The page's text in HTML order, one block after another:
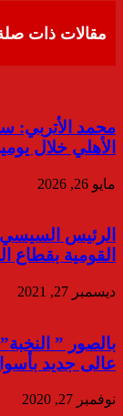
مقالات ذات
الأهلي خلال
مايو 26, 2026
الرئيس
القومية بقطاع
ديسمبر 27, 2021
بالصور ”
عالى جديد
نوفمبر 27, 2020